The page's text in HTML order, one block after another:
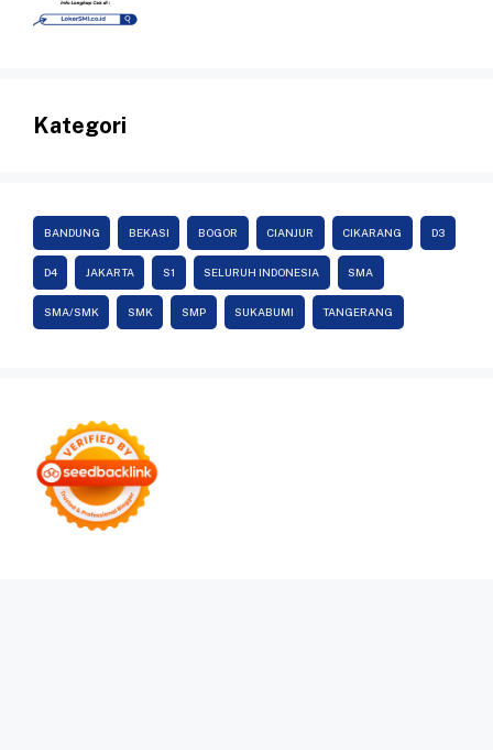
Kategori
BANDUNG BEKASI BOGOR CIANJUR CIKARANG D3
D4 JAKARTA S1 SELURUH INDONESIA SMA
SMA/SMK SMK SMP SUKABUMI TANGERANG